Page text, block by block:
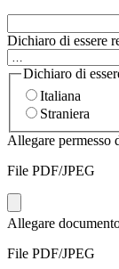
Dichiaro di essere
Dichiaro di
Italiana
Straniera
Allegare permesso
File PDF/JPEG
Allegare
File PDF/JPEG